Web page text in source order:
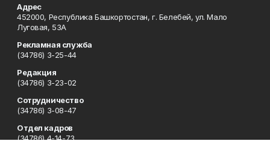
Адрес
452000, Республика Башкортостан, г. Белебей, ул. Мало
Луговая, 53А
Рекламная служба
(34786) 3-25-44
Редакция
(34786) 3-23-02
Сотрудничество
(34786) 3-08-47
Отдел кадров
(34786) 4-14-73